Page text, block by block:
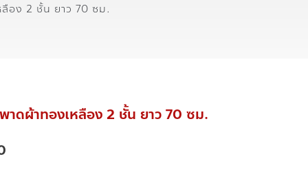
อง 2 ชั้น ยาว 70 ซม.
าดผ้าทองเหลือง 2 ชั้น ยาว 70 ซม.